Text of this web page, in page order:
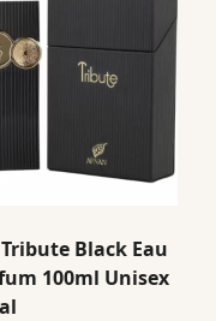
Black Eau
100ml Unisex